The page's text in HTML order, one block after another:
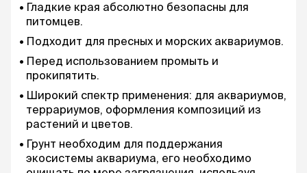
Гладкие края абсолютно безопасны для
питомцев.
Подходит для пресных и морских аквариумов.
Перед использованием промыть и
прокипятить.
Широкий спектр применения: для аквариумов,
террариумов, оформления композиций из
растений и цветов.
Грунт необходим для поддержания
экосистемы аквариума, его необходимо